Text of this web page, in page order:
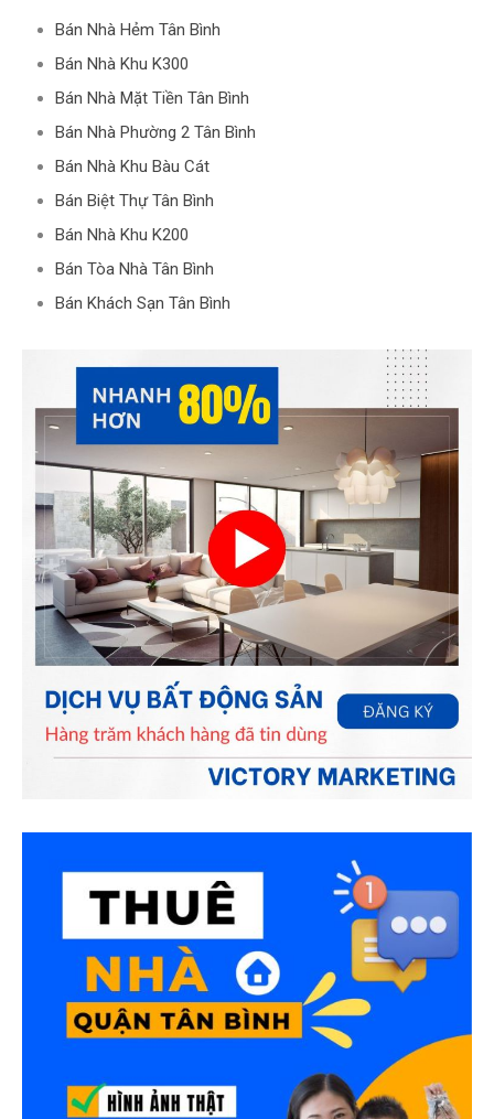
Bán Nhà Hẻm Tân Bình
Bán Nhà Khu K300
Bán Nhà Mặt Tiền Tân Bình
Bán Nhà Phường 2 Tân Bình
Bán Nhà Khu Bàu Cát
Bán Biệt Thự Tân Bình
Bán Nhà Khu K200
Bán Tòa Nhà Tân Bình
Bán Khách Sạn Tân Bình